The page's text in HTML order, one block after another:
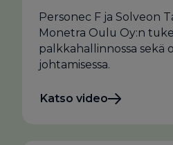
Personec F ja Solveon
Monetra Oulu Oy:n
palkkahallinnossa sekä
johtamisessa.
Katso video